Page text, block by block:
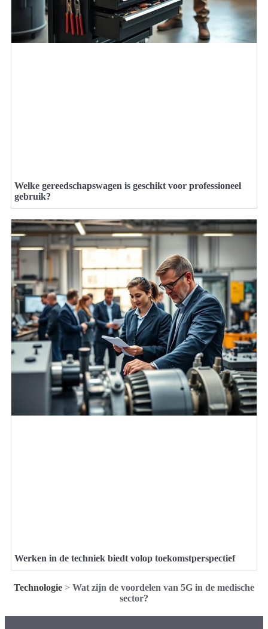
Welke gereedschapswagen is geschikt voor professioneel
gebruik?
Werken in de techniek biedt volop toekomstperspectief
Technologie > Wat zijn de voordelen van 5G in de medische
sector?